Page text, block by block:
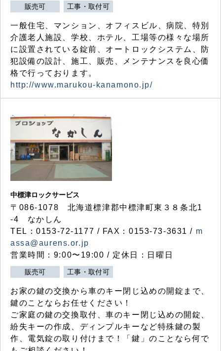
販売可 工事・取付可
一般住宅、マンション、オフィスビル、病院、特別
介護老人施設、学校、ホテル、工場等の様々な場所
に設置されている錠前、オートロックシステム、防
犯設備の設計、施工、販売、メンテナンスを良心価
格で行っております。
http://www.marukou-kanamono.jp/
中標津ロックサービス
〒086-1078 北海道標津郡中標津町東３８条北1
-4 なかしん
TEL：0153-72-1177 / FAX：0153-73-3631 / m
assa@aurens.or.jp
営業時間：9:00〜19:00 / 定休日：日曜日
販売可 工事・取付可
お家の鍵の交換から車のキー閉じ込めの開錠まで、
鍵のことならお任せください！
ご家庭の鍵の交換取付、車のキー閉じ込めの開錠、
紛失キーの作成、ディンプルキーなど特殊鍵の製
作、電気錠の取り付けまで！「鍵」のことなら何で